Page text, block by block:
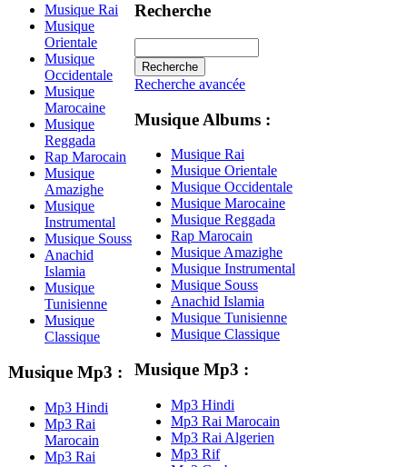
Musique Rai
Musique
Orientale
Musique
Occidentale
Musique
Marocaine
Musique
Reggada
Rap Marocain
Musique
Amazighe
Musique
Instrumental
Musique Souss
Anachid
Islamia
Musique
Tunisienne
Musique
Classique
Musique Mp3 :
Mp3 Hindi
Mp3 Rai
Marocain
Mp3 Rai
Recherche
Recherche avancée
Musique Albums :
Musique Rai
Musique Orientale
Musique Occidentale
Musique Marocaine
Musique Reggada
Rap Marocain
Musique Amazighe
Musique Instrumental
Musique Souss
Anachid Islamia
Musique Tunisienne
Musique Classique
Musique Mp3 :
Mp3 Hindi
Mp3 Rai Marocain
Mp3 Rai Algerien
Mp3 Rif